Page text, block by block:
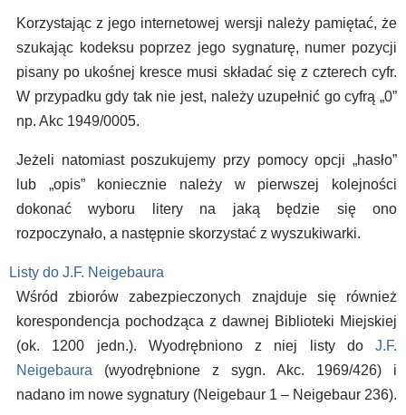
Korzystając z jego internetowej wersji należy pamiętać, że
szukając kodeksu poprzez jego sygnaturę, numer pozycji
pisany po ukośnej kresce musi składać się z czterech cyfr.
W przypadku gdy tak nie jest, należy uzupełnić go cyfrą „0”
np. Akc 1949/0005.
Jeżeli natomiast poszukujemy przy pomocy opcji „hasło”
lub „opis” koniecznie należy w pierwszej kolejności
dokonać wyboru litery na jaką będzie się ono
rozpoczynało, a następnie skorzystać z wyszukiwarki.
Listy do J.F. Neigebaura
Wśród zbiorów zabezpieczonych znajduje się również
korespondencja pochodząca z dawnej Biblioteki Miejskiej
(ok. 1200 jedn.). Wyodrębniono z niej listy do J.F.
Neigebaura (wyodrębnione z sygn. Akc. 1969/426) i
nadano im nowe sygnatury (Neigebaur 1 – Neigebaur 236).